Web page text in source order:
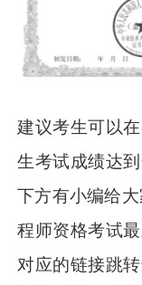
建议考生可以
生考试成绩达
下方有小编给
程师资格考试
对应的链接跳